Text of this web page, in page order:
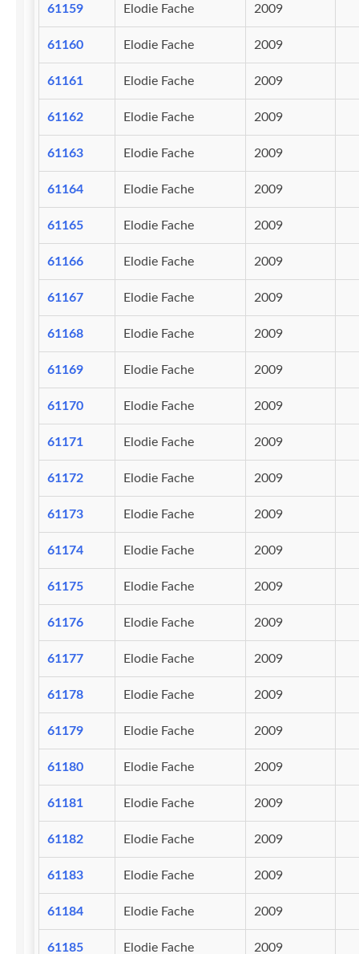
61159 Elodie Fache 2009
61160 Elodie Fache 2009
61161 Elodie Fache 2009
61162 Elodie Fache 2009
61163 Elodie Fache 2009
61164 Elodie Fache 2009
61165 Elodie Fache 2009
61166 Elodie Fache 2009
61167 Elodie Fache 2009
61168 Elodie Fache 2009
61169 Elodie Fache 2009
61170 Elodie Fache 2009
61171 Elodie Fache 2009
61172 Elodie Fache 2009
61173 Elodie Fache 2009
61174 Elodie Fache 2009
61175 Elodie Fache 2009
61176 Elodie Fache 2009
61177 Elodie Fache 2009
61178 Elodie Fache 2009
61179 Elodie Fache 2009
61180 Elodie Fache 2009
61181 Elodie Fache 2009
61182 Elodie Fache 2009
61183 Elodie Fache 2009
61184 Elodie Fache 2009
61185 Elodie Fache 2009